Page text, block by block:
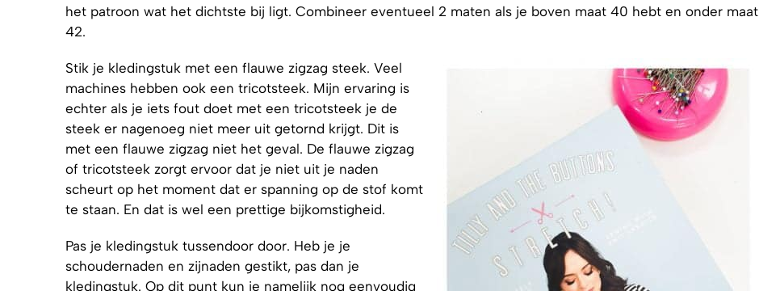
het patroon wat het dichtste bij ligt. Combineer eventueel 2 maten als je boven maat 40 hebt en onder maat
42.
Stik je kledingstuk met een flauwe zigzag steek. Veel
machines hebben ook een tricotsteek. Mijn ervaring is
echter als je iets fout doet met een tricotsteek je de
steek er nagenoeg niet meer uit getornd krijgt. Dit is
met een flauwe zigzag niet het geval. De flauwe zigzag
of tricotsteek zorgt ervoor dat je niet uit je naden
scheurt op het moment dat er spanning op de stof komt
te staan. En dat is wel een prettige bijkomstigheid.
Pas je kledingstuk tussendoor door. Heb je je
schoudernaden en zijnaden gestikt, pas dan je
kledingstuk. Op dit punt kun je namelijk nog eenvoudig